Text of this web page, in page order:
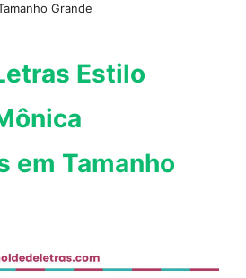
Grande
Estilo
em Tamanho